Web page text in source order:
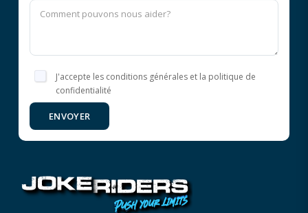
J'accepte les conditions générales et la politique de
confidentialité
ENVOYER